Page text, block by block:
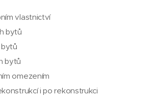
vlastnictví
bytů
bytů
omezením
i po rekonstrukci